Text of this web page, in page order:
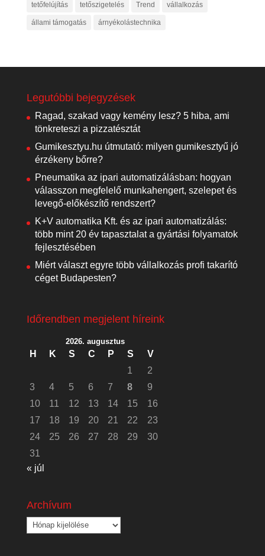
tetőfelújítás tetőszigetelés Trend vállalkozás
állami támogatás árnyékolástechnika
Legutóbbi bejegyzések
Ragad, szakad vagy kemény lesz? 5 hiba, ami
tönkreteszi a pizzatésztát
Gumikesztyu.hu útmutató: milyen gumikesztyű jó
érzékeny bőrre?
Pneumatika az ipari automatizálásban: hogyan
válasszon megfelelő munkahengert, szelepet és
levegő-előkészítő rendszert?
K+V automatika Kft. és az ipari automatizálás:
több mint 20 év tapasztalat a gyártási folyamatok
fejlesztésében
Miért választ egyre több vállalkozás profi takarító
céget Budapesten?
Időrendben megjelent híreink
2026. augusztus
H K S C P S
V
1
2
3
4 5 6 7 8
9
10
11 12 13 14 15
16
17
18 19 20 21 22
23
24
25 26 27 28 29
30
31
« júl
Archívum
Archívum